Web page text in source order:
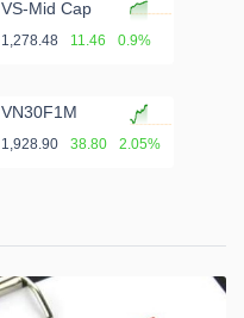
VS-Mid Cap
1,278.48 11.46 0.9%
VN30F1M
1,928.90 38.80 2.05%